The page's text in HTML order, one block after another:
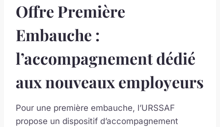
Offre Première
Embauche :
l’accompagnement dédié
aux nouveaux employeurs
Pour une première embauche, l’URSSAF
propose un dispositif d’accompagnement